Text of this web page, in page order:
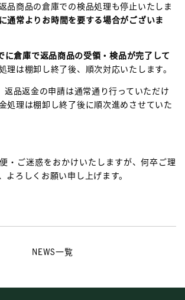
品商品の倉庫での検品処理も停止いたしま
通常よりお時間を要する場合がございま
に倉庫で返品商品の受領・検品が完了して
理は棚卸し終了後、順次対応いたします。
返品返金の申請は通常通り行っていただけ
処理は棚卸し終了後に順次進めさせていた
・ご迷惑をおかけいたしますが、何卒ご理
よろしくお願い申し上げます。
NEWS一覧